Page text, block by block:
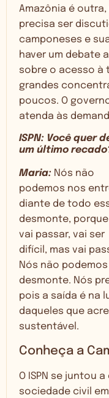
Amazônia é
precisa ser
camponeses e
haver um debate
sobre o acesso à
grandes
poucos. O
atenda às
ISPN: Você quer
um último
Maria: Nós não
podemos nos
diante de todo
desmonte,
vai passar, vai ser
difícil, mas vai
Nós não
desmonte. Nós
pois a saída é na
daqueles que
sustentável.
Conheça a
O ISPN se juntou
sociedade civil